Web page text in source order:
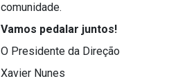
comunidade.
Vamos pedalar juntos!
O Presidente da Direção
Xavier Nunes